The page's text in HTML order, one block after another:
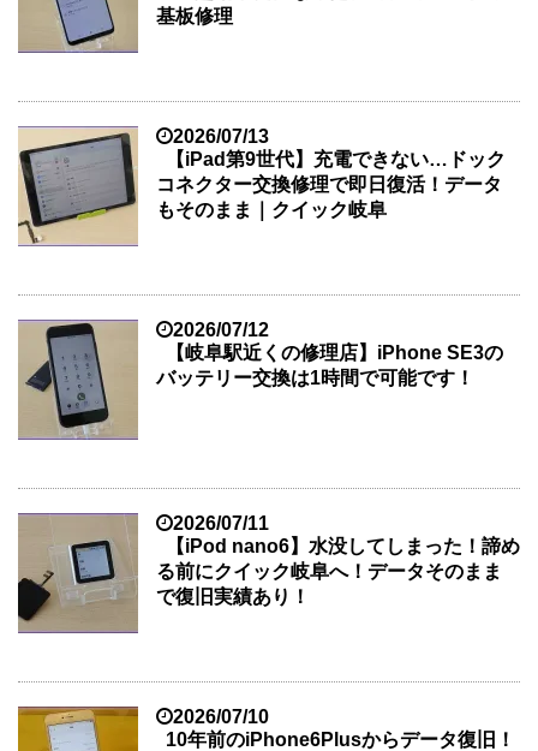
基板修理
2026/07/13
【iPad第9世代】充電できない…ドック
コネクター交換修理で即日復活！データ
もそのまま｜クイック岐阜
2026/07/12
【岐阜駅近くの修理店】iPhone SE3の
バッテリー交換は1時間で可能です！
2026/07/11
【iPod nano6】水没してしまった！諦め
る前にクイック岐阜へ！データそのまま
で復旧実績あり！
2026/07/10
10年前のiPhone6Plusからデータ復旧！